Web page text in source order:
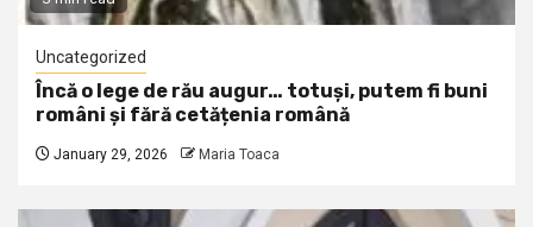
Uncategorized
Încă o lege de rău augur… totuși, putem fi buni
români și fără cetățenia română
January 29, 2026 Maria Toaca